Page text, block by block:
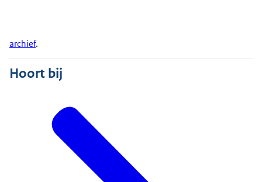
archief.
Hoort bij